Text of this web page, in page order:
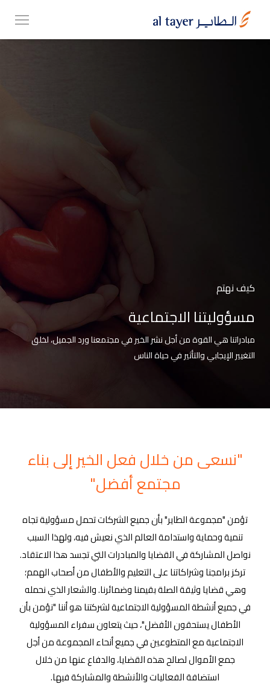
main
EN
عربي
والأحداث
أمبر
تواصل
معنا
موقعنا
كيف نهتم
مسؤوليتنا الاجتماعية
مبادراتنا هي القوة من أجل نشر الخير في مجتمعنا ورد الجميل، لخلق
التغيير الإيجابي والتأثير في حياة الناس
"نسعى من خلال فعل الخير إلى بناء
مجتمع أفضل"
تؤمن "مجموعة الطاير" بأن جميع الشركات تحمل مسؤولية تجاه
تنمية وحماية واستدامة العالم الذي نعيش فيه، ولهذا السبب
نواصل المشاركة في القضايا والمبادرات التي تجسد هذا الاعتقاد.
تركز برامجنا وشراكاتنا على التعليم والأطفال من أصحاب الهمم؛
وهي قضايا وثيقة الصلة بقيمنا وضمائرنا. والشعار الذي نحمله
في جميع أنشطة المسؤولية الاجتماعية لشركتنا هو أننا "نؤمن بأن
الأطفال يستحقون الأفضل"، حيث يتعاون سفراء المسؤولية
الاجتماعية مع المتطوعين في جميع أنحاء المجموعة من أجل
جمع الأموال لصالح هذه القضايا، والدفاع عنها من خلال
استضافة الفعاليات والأنشطة والمشاركة فيها.